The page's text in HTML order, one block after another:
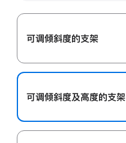
可调倾斜度的支架
可调倾斜度及高‍度的支‍架